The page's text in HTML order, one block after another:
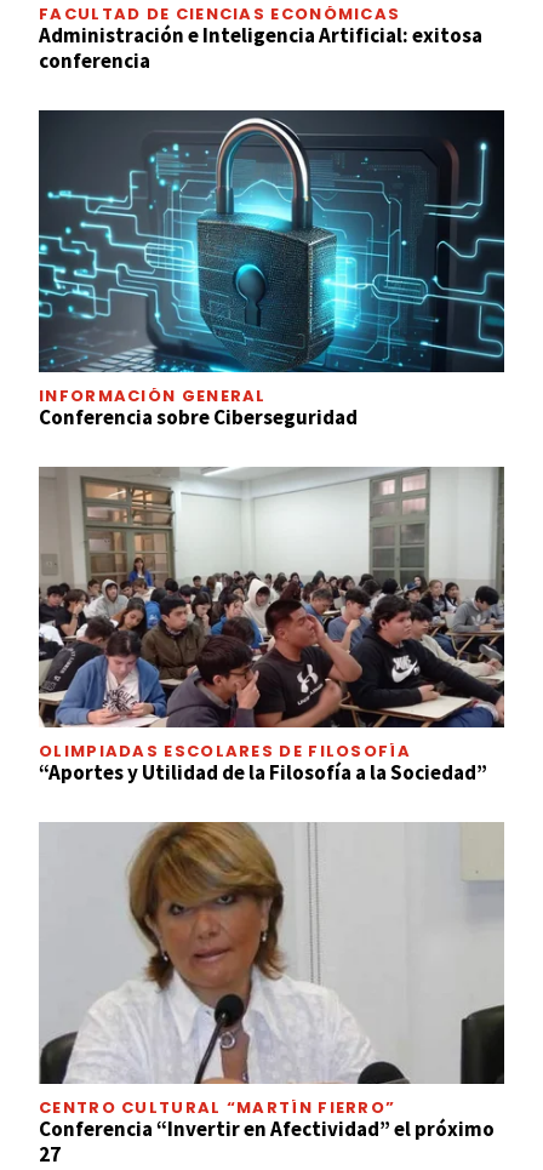
FACULTAD DE CIENCIAS ECONÓMICAS
Administración e Inteligencia Artificial: exitosa
conferencia
INFORMACIÓN GENERAL
Conferencia sobre Ciberseguridad
OLIMPIADAS ESCOLARES DE FILOSOFÍA
“Aportes y Utilidad de la Filosofía a la Sociedad”
CENTRO CULTURAL “MARTÍN FIERRO”
Conferencia “Invertir en Afectividad” el próximo
27